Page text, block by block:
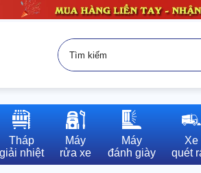
Tháp
giải nhiệt
Máy
rửa xe
Máy
đánh giày
Xe
quét